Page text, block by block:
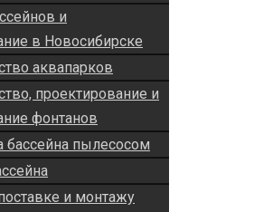
и
в Новосибирске
аквапарков
проектирование и
фонтанов
бассейна пылесосом
и монтажу